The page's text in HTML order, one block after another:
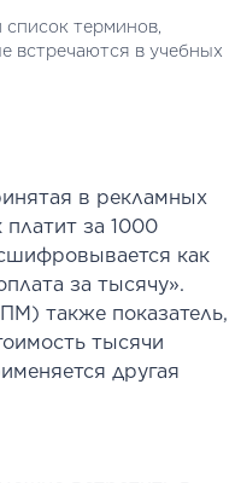
терминов,
встречаются в учебных
в рекламных
платит за 1000
как
за тысячу».
также показатель,
тысячи
другая